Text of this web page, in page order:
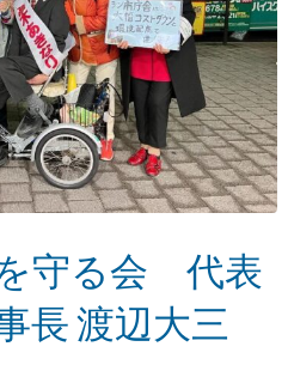
守る会 代表
長 渡辺大三